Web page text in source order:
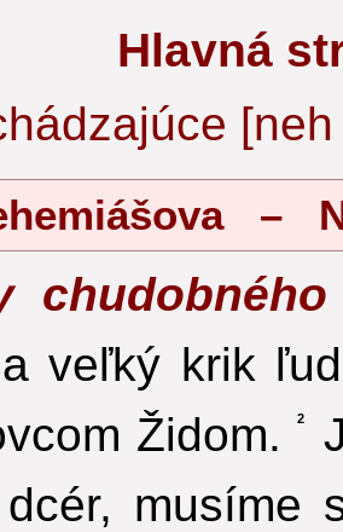
Hlavná
–
veľký krik
Židom.
2
musíme